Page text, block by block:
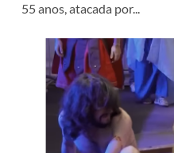
55 anos, atacada por...